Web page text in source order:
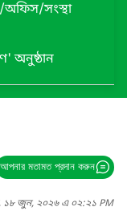
অফিস/সংস্থা
অনুষ্ঠান
আপনার মতামত প্রদান করুন
১৮ জুন, ২০২৬ এ ০২:২১ PM